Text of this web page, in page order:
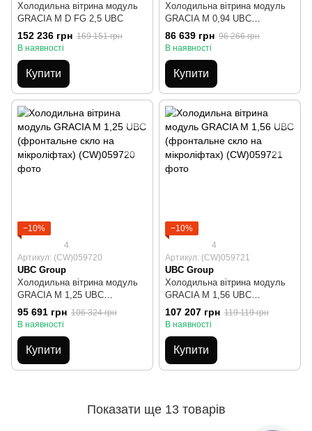
Холодильна вітрина модуль
GRACIA М D FG 2,5 UBC
152 236 грн 169 151 грн
В наявності
Купити
Холодильна вітрина модуль
GRACIA М 0,94 UBC
(фронтальне скло на
мікроліфтах)
86 639 грн 96 266 грн
В наявності
Купити
−10%
4
Артикул: (CW)059720
UBC Group
Холодильна вітрина модуль
GRACIA М 1,25 UBC
(фронтальне скло на
мікроліфтах)
95 691 грн 106 324 грн
В наявності
Купити
−10%
4
Артикул: (CW)059721
UBC Group
Холодильна вітрина модуль
GRACIA М 1,56 UBC
(фронтальне скло на
мікроліфтах)
107 207 грн 119 119 грн
В наявності
Купити
Показати ще 13 товарів